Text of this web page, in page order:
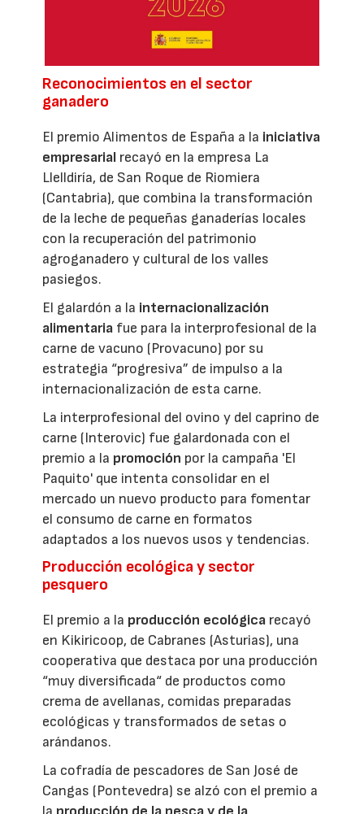
Reconocimientos en el sector
ganadero
El premio Alimentos de España a la iniciativa
empresarial recayó en la empresa La
Llelldiría, de San Roque de Riomiera
(Cantabria), que combina la transformación
de la leche de pequeñas ganaderías locales
con la recuperación del patrimonio
agroganadero y cultural de los valles
pasiegos.
El galardón a la internacionalización
alimentaria fue para la interprofesional de la
carne de vacuno (Provacuno) por su
estrategia “progresiva” de impulso a la
internacionalización de esta carne.
La interprofesional del ovino y del caprino de
carne (Interovic) fue galardonada con el
premio a la promoción por la campaña 'El
Paquito' que intenta consolidar en el
mercado un nuevo producto para fomentar
el consumo de carne en formatos
adaptados a los nuevos usos y tendencias.
Producción ecológica y sector
pesquero
El premio a la producción ecológica recayó
en Kikiricoop, de Cabranes (Asturias), una
cooperativa que destaca por una producción
“muy diversificada“ de productos como
crema de avellanas, comidas preparadas
ecológicas y transformados de setas o
arándanos.
La cofradía de pescadores de San José de
Cangas (Pontevedra) se alzó con el premio a